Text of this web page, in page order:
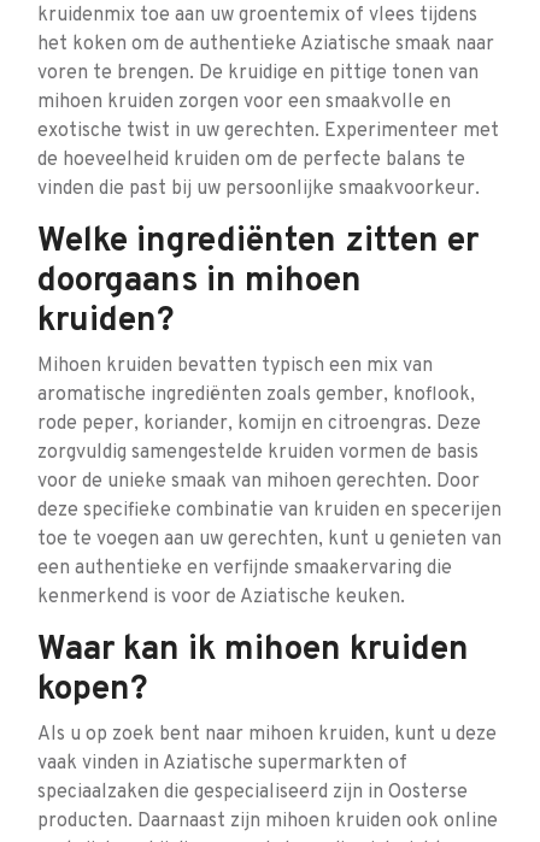
kruidenmix toe aan uw groentemix of vlees tijdens
het koken om de authentieke Aziatische smaak naar
voren te brengen. De kruidige en pittige tonen van
mihoen kruiden zorgen voor een smaakvolle en
exotische twist in uw gerechten. Experimenteer met
de hoeveelheid kruiden om de perfecte balans te
vinden die past bij uw persoonlijke smaakvoorkeur.
Welke ingrediënten zitten er
doorgaans in mihoen
kruiden?
Mihoen kruiden bevatten typisch een mix van
aromatische ingrediënten zoals gember, knoflook,
rode peper, koriander, komijn en citroengras. Deze
zorgvuldig samengestelde kruiden vormen de basis
voor de unieke smaak van mihoen gerechten. Door
deze specifieke combinatie van kruiden en specerijen
toe te voegen aan uw gerechten, kunt u genieten van
een authentieke en verfijnde smaakervaring die
kenmerkend is voor de Aziatische keuken.
Waar kan ik mihoen kruiden
kopen?
Als u op zoek bent naar mihoen kruiden, kunt u deze
vaak vinden in Aziatische supermarkten of
speciaalzaken die gespecialiseerd zijn in Oosterse
producten. Daarnaast zijn mihoen kruiden ook online